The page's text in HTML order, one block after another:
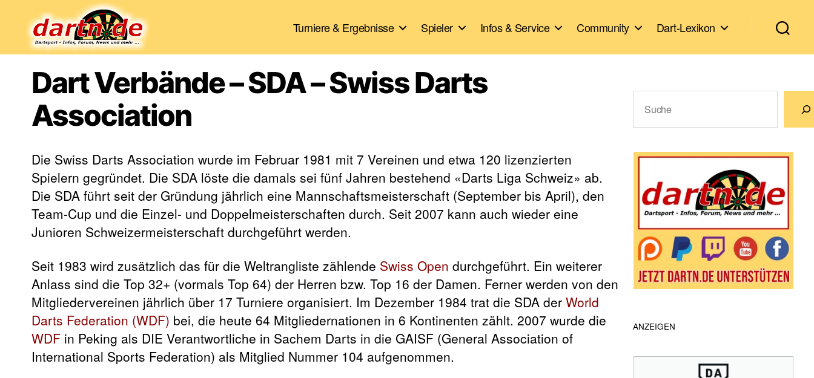
Turniere & Ergebnisse Spieler Infos & Service Community Dart-Lexikon
Dart Verbände – SDA – Swiss Darts
Association
Die Swiss Darts Association wurde im Februar 1981 mit 7 Vereinen und etwa 120 lizenzierten
Spielern gegründet. Die SDA löste die damals sei fünf Jahren bestehend «Darts Liga Schweiz» ab.
Die SDA führt seit der Gründung jährlich eine Mannschaftsmeisterschaft (September bis April), den
Team-Cup und die Einzel- und Doppelmeisterschaften durch. Seit 2007 kann auch wieder eine
Junioren Schweizermeisterschaft durchgeführt werden.
Seit 1983 wird zusätzlich das für die Weltrangliste zählende Swiss Open durchgeführt. Ein weiterer
Anlass sind die Top 32+ (vormals Top 64) der Herren bzw. Top 16 der Damen. Ferner werden von den
Mitgliedervereinen jährlich über 17 Turniere organisiert. Im Dezember 1984 trat die SDA der World
Darts Federation (WDF) bei, die heute 64 Mitgliedernationen in 6 Kontinenten zählt. 2007 wurde die
WDF in Peking als DIE Verantwortliche in Sachem Darts in die GAISF (General Association of
International Sports Federation) als Mitglied Nummer 104 aufgenommen.
ANZEIGEN